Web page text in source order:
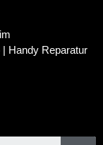
| Handy Reparatur